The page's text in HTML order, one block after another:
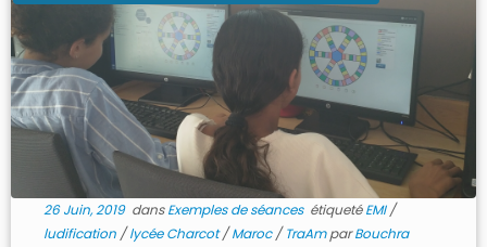
26 Juin, 2019dansExemples de séances étiquetéEMI/
ludification /lycée Charcot/Maroc/TraAmparBouchra